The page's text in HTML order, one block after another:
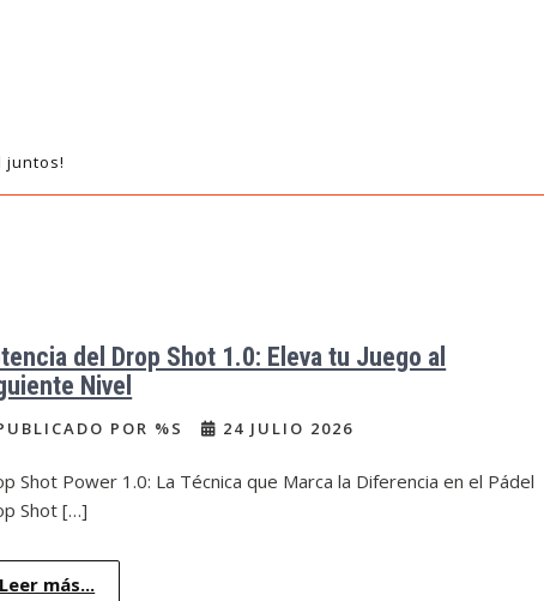
juntos!
del Drop Shot 1.0: Eleva tu Juego al
Nivel
POR %S 24 JULIO 2026
Shot Power 1.0: La Técnica que Marca la Diferencia en el Pádel
Shot […]
Leer más...